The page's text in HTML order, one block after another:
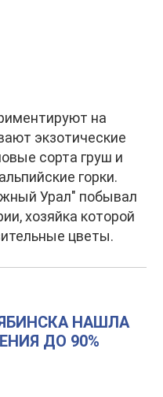
на
экзотические
сорта груш и
горки.
Урал" побывал
хозяйка которой
цветы.
НАШЛА
ДО 90%